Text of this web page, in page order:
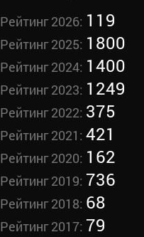
Рейтинг 2026: 119
Рейтинг 2025: 1800
Рейтинг 2024: 1400
Рейтинг 2023: 1249
Рейтинг 2022: 375
Рейтинг 2021: 421
Рейтинг 2020: 162
Рейтинг 2019: 736
Рейтинг 2018: 68
Рейтинг 2017: 79